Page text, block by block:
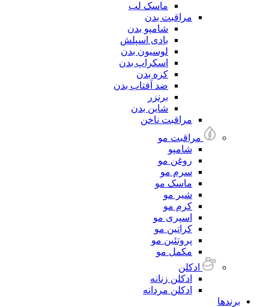
ماسک لب
مراقبت بدن
شامپو بدن
بادی اسپلش
لوسیون بدن
اسکراپ بدن
کره بدن
ضد آفتاب بدن
برنزر
شاین بدن
مراقبت ناخن
مراقبت مو
شامپو
روغن مو
سرم مو
ماسک مو
شیر مو
کرم مو
اسپری مو
کراتین مو
پروتئین مو
مکمل مو
ادکلن
ادکلن زنانه
ادکلن مردانه
برندها